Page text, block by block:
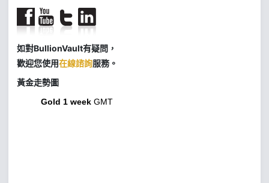
如對BullionVault有疑問，
歡迎您使用在線諮詢服務。
黃金走勢圖
Gold 1 week GMT